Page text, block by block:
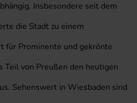
Insbesondere seit dem
die Stadt zu einem
für Prominente und gekrönte
Teil von Preußen den heutigen
Sehenswert in Wiesbaden sind